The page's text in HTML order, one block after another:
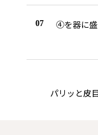
07 ④を器に盛
パリッと皮